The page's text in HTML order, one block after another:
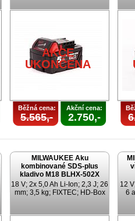
AKCE
UKONČENA
Běžná cena:
5.565,-
Akční cena:
2.750,-
MILWAUKEE Aku
kombinované SDS-plus
kladivo M18 BLHX-502X
18 V; 2x 5,0 Ah Li-Ion; 2,3 J; 26
mm; 3,5 kg; FIXTEC; HD-Box
12
6